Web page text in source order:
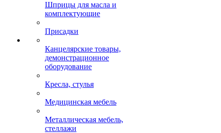
Шприцы для масла и
комплектующие
Присадки
Канцелярские товары,
демонстрационное
оборудование
Кресла, стулья
Медицинская мебель
Металлическая мебель,
стеллажи